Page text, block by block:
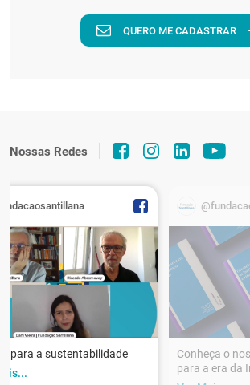
QUERO ME CADASTRAR
Nossas Redes
para a sustentabilidade
Conheça o
para a era da